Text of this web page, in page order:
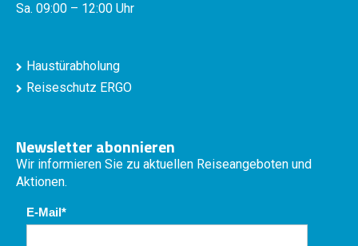
Sa. 09:00 – 12:00 Uhr
Haustürabholung
Reiseschutz ERGO
Newsletter abonnieren
Wir informieren Sie zu aktuellen Reiseangeboten und
Aktionen.
E-Mail